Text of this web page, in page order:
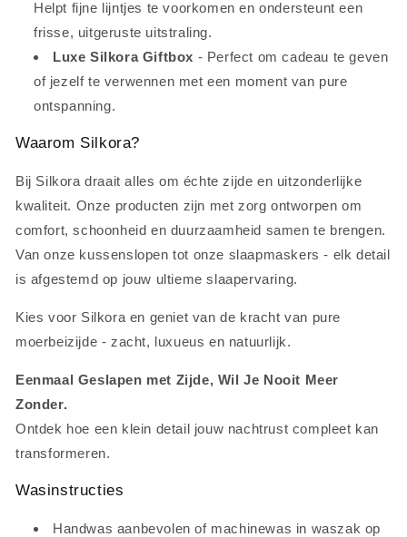
Helpt fijne lijntjes te voorkomen en ondersteunt een
frisse, uitgeruste uitstraling.
Luxe Silkora Giftbox - Perfect om cadeau te geven
of jezelf te verwennen met een moment van pure
ontspanning.
Waarom Silkora?
Bij Silkora draait alles om échte zijde en uitzonderlijke
kwaliteit. Onze producten zijn met zorg ontworpen om
comfort, schoonheid en duurzaamheid samen te brengen.
Van onze kussenslopen tot onze slaapmaskers - elk detail
is afgestemd op jouw ultieme slaapervaring.
Kies voor Silkora en geniet van de kracht van pure
moerbeizijde - zacht, luxueus en natuurlijk.
Eenmaal Geslapen met Zijde, Wil Je Nooit Meer
Zonder.
Ontdek hoe een klein detail jouw nachtrust compleet kan
transformeren.
Wasinstructies
Handwas aanbevolen of machinewas in waszak op